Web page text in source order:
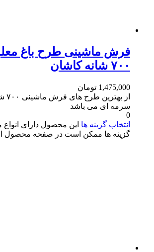
فرش ماشینی طرح باغ
۷۰۰ شانه کاشان
1,475,000 تومان
سرمه ای می باشد
0
انتخاب گزینه ها این محصول دارای
گزینه ها ممکن است در صفحه محصول